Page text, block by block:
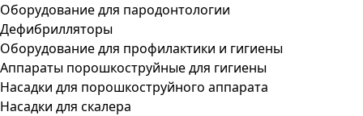
Оборудование для пародонтологии
Дефибрилляторы
Оборудование для профилактики и гигиены
Аппараты порошкоструйные для гигиены
Насадки для порошкоструйного аппарата
Насадки для скалера